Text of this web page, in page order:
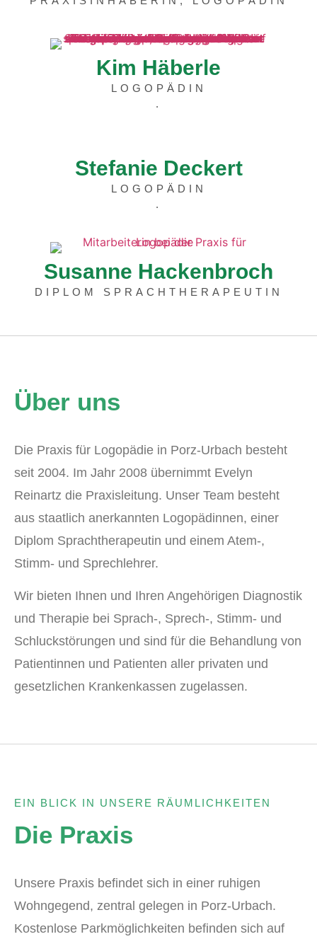
Kim Häberle
LOGOPÄDIN
.
Stefanie Deckert
LOGOPÄDIN
.
Susanne Hackenbroch
DIPLOM SPRACHTHERAPEUTIN
Über uns
Die Praxis für Logopädie in Porz-Urbach besteht
seit 2004. Im Jahr 2008 übernimmt Evelyn
Reinartz die Praxisleitung. Unser Team besteht
aus staatlich anerkannten Logopädinnen, einer
Diplom Sprachtherapeutin und einem Atem-,
Stimm- und Sprechlehrer.
Wir bieten Ihnen und Ihren Angehörigen Diagnostik
und Therapie bei Sprach-, Sprech-, Stimm- und
Schluckstörungen und sind für die Behandlung von
Patientinnen und Patienten aller privaten und
gesetzlichen Krankenkassen zugelassen.
EIN BLICK IN UNSERE RÄUMLICHKEITEN
Die Praxis
Unsere Praxis befindet sich in einer ruhigen
Wohngegend, zentral gelegen in Porz-Urbach.
Kostenlose Parkmöglichkeiten befinden sich auf